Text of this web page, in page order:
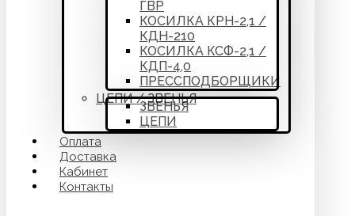
ГВР
КОСИЛКА КРН-2,1 /
КДН-210
КОСИЛКА КСФ-2,1 /
КДП-4,0
ПРЕССПОДБОРЩИКИ
ЦЕПИ / ЗВЕНЬЯ
ЗВЕНЬЯ
ЦЕПИ
Оплата
Доставка
Кабинет
Контакты